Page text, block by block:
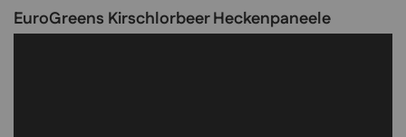
EuroGreens Kirschlorbeer Heckenpaneele